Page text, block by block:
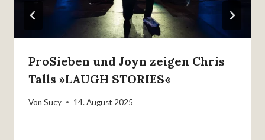
ProSieben und Joyn zeigen Chris
Talls »LAUGH STORIES«
Von Sucy 14. August 2025